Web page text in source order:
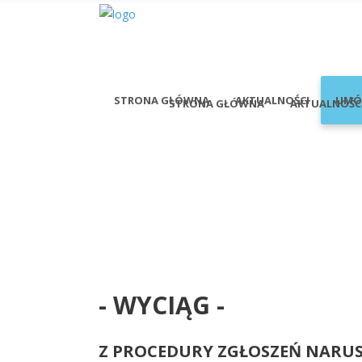
STRONA GŁÓWNA AKTUALNOŚCI
STRONA GŁÓWNA
- WYCIĄG -
Z PROCEDURY ZGŁOSZEŃ